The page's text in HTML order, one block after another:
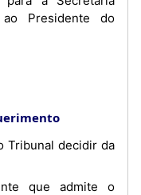
Presidente do